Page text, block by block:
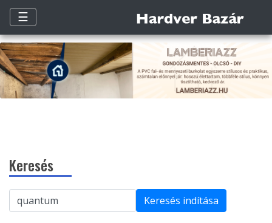
☰
Keresés
Keresés indítása